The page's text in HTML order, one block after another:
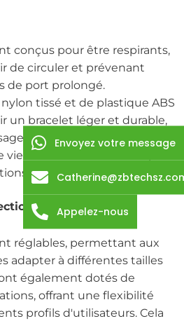
conçus pour être respirants,
de circuler et prévenant
de port prolongé.
tissé et de plastique ABS
un bracelet léger et durable,
quotidien. De plus, leur
en fait un choix fiable pour
des perforations
réglables, permettant aux
adapter à différentes tailles
également dotés de
offrant une flexibilité
profils d'utilisateurs. Cela
Envoyez votre message
Appelez-nous